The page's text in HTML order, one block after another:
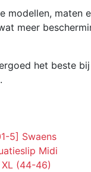
modellen,
meer
het beste